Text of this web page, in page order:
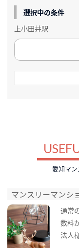
選択中の条件
上小田井駅
愛知マ
マンスリーマンシ
通常
数料
法人